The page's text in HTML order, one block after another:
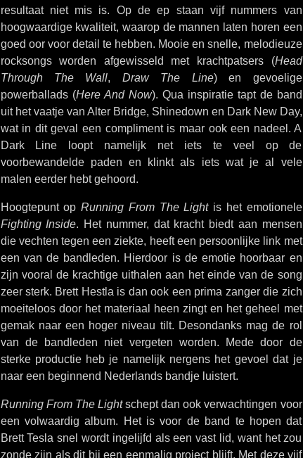
resultaat niet mis is. Op de ep staan vijf nummers van
hoogwaardige kwaliteit, waarop de mannen laten horen een
goed oor voor detail te hebben. Mooie en snelle, melodieuze
rocksongs worden afgewisseld met krachtpatsers (Head
Through The Wall, Draw The Line) en gevoelige
powerballads (Here And Now). Qua inspiratie tapt de band
uit het vaatje van Alter Bridge, Shinedown en Dark New Day,
wat in dit geval een compliment is maar ook een nadeel. A
Dark Line loopt namelijk net iets te veel op de
voorbewandelde paden en klinkt als iets wat je al vele
malen eerder hebt gehoord.
Hoogtepunt op Running From The Lightis het emotionele
Fighting Inside. Het nummer, dat kracht biedt aan mensen
die vechten tegen een ziekte, heeft een persoonlijke link met
een van de bandleden. Hierdoor is de emotie hoorbaar en
zijn vooral de krachtige uithalen aan het einde van de song
zeer sterk. Brett Hestla is dan ook een prima zanger die zich
moeiteloos door het materiaal heen zingt en het geheel met
gemak naar een hoger niveau tilt. Desondanks mag de rol
van de bandleden niet vergeten worden. Mede door de
sterke productie heb je namelijk nergens het gevoel dat je
naar een beginnend Nederlands bandje luistert.
Running From The Lightschept dan ook verwachtingen voor
een volwaardig album. Het is voor de band te hopen dat
Brett Tesla snel wordt ingelijfd als een vast lid, want het zou
zonde zijn als dit bij een eenmalig project blijft. Met deze vijf